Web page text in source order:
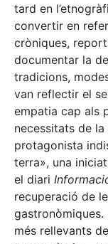
tard en
convertir en
cròniques,
documentar la
tradicions,
van reflectir el
empatia cap als
necessitats de
protagonista
terra», una
el diari
recuperació de
gastronòmiques.
més rellevants